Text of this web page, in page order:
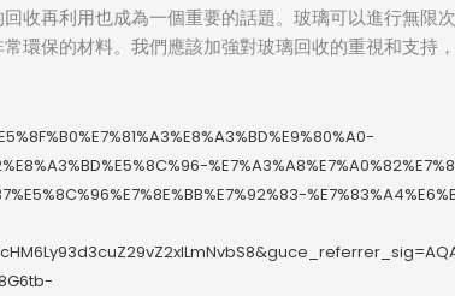
收再利用也成為一個重要的話題。玻璃可以進行無限
環保的材料。我們應該加強對玻璃回收的重視和支持